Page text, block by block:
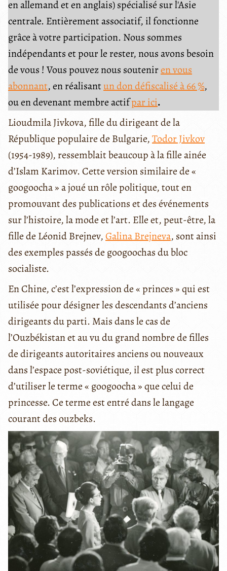
en allemand et en anglais) spécialisé sur l'Asie
centrale. Entièrement associatif, il fonctionne
grâce à votre participation. Nous sommes
indépendants et pour le rester, nous avons besoin
de vous ! Vous pouvez nous souteniren vous
abonnant, en réalisantun don défiscalisé à 66 %,
ou en devenant membre actifpar ici.
Lioudmila Jivkova, fille du dirigeant de la
République populaire de Bulgarie,Todor Jivkov
(1954-1989), ressemblait beaucoup à la fille ainée
d’Islam Karimov. Cette version similaire de «
googoocha » a joué un rôle politique, tout en
promouvant des publications et des événements
sur l’histoire, la mode et l’art. Elle et, peut-être, la
fille de Léonid Brejnev,Galina Brejneva, sont ainsi
des exemples passés de googoochas du bloc
socialiste.
En Chine, c’est l’expression de « princes » qui est
utilisée pour désigner les descendants d’anciens
dirigeants du parti. Mais dans le cas de
l’Ouzbékistan et au vu du grand nombre de filles
de dirigeants autoritaires anciens ou nouveaux
dans l’espace post-soviétique, il est plus correct
d’utiliser le terme « googoocha » que celui de
princesse. Ce terme est entré dans le langage
courant des ouzbeks.